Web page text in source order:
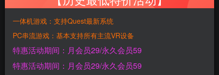
Meta Quest 游戏《颜色》Coloris
Meta Quest 游戏《ASMR游乐场》ASMR Playground
Meta Quest 游戏《VR迷你高尔夫》VR Mini Golf
Meta Quest 游戏《极限滑翔伞》Paraglide Xtreme
一体机游戏：支持Quest最新系统
PC串流游戏：基本支持所有主流VR设备
特惠活动期间：月会员29/永久会员59
特惠活动期间：月会员29/永久会员59